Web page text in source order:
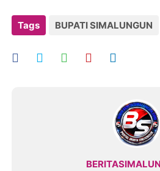
Tags BUPATI SIMALUNGUN